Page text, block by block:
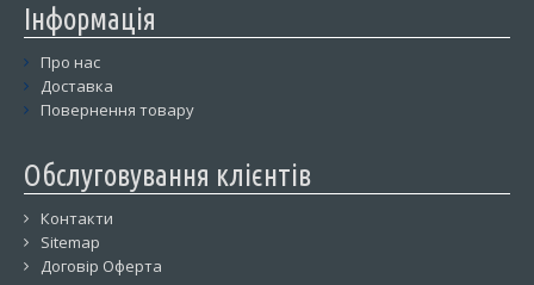
Інформація
Про нас
Доставка
Повернення товару
Обслуговування клієнтів
Контакти
Sitemap
Договір Оферта